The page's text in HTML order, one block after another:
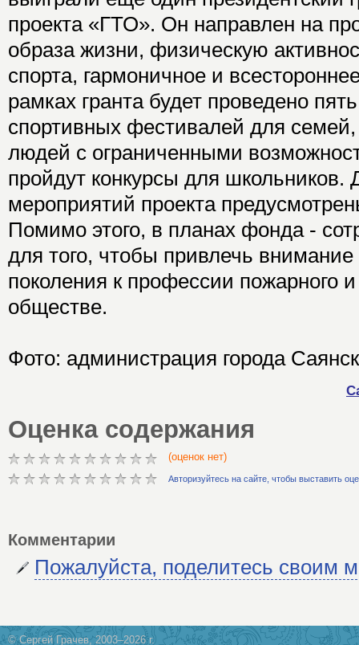
проекта «ГТО». Он направлен на
образа жизни, физическую
спорта, гармоничное и
рамках гранта будет проведено
спортивных фестивалей для
людей с ограниченными
пройдут конкурсы для школьников.
мероприятий проекта
Помимо этого, в планах фонда -
для того, чтобы привлечь
поколения к профессии пожарного
обществе.
Фото: администрация города
Оценка содержания
(оценок нет)
Авторизуйтесь на сайте, чтобы выставить
Комментарии
Пожалуйста, поделитесь своим
© Сергей Грачев, 2003–2026 г.